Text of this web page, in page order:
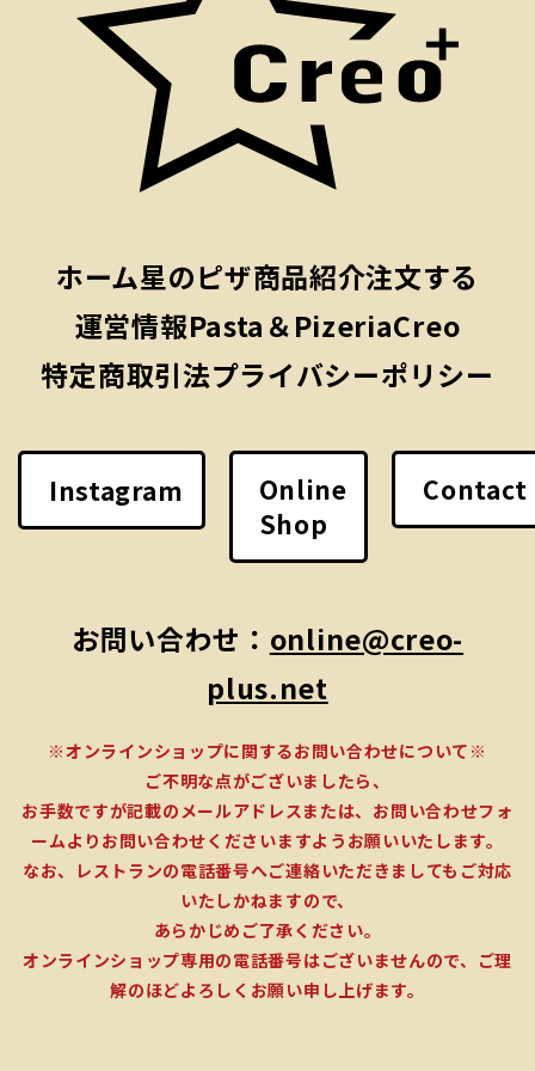
ホーム星のピザ商品紹介注文する
運営情報Pasta＆PizeriaCreo
特定商取引法プライバシーポリシー
Instagram
Online
Shop
Contact
お問い合わせ： online@creo-
plus.net
※オンラインショップに関するお問い合わせについて※
ご不明な点がございましたら、
お手数ですが記載のメールアドレスまたは、お問い合わせフォ
ームよりお問い合わせくださいますようお願いいたします。
なお、レストランの電話番号へご連絡いただきましてもご対応
いたしかねますので、
あらかじめご了承ください。
オンラインショップ専用の電話番号はございませんので、ご理
解のほどよろしくお願い申し上げます。